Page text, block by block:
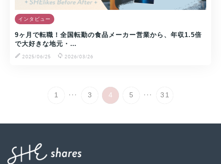
インタビュー
9ヶ月で転職！全国転勤の食品メーカー営業から、年収1.5倍
で大好きな地元・…
2025/06/25
2026/03/26
1 ... 3 4 5 ... 31